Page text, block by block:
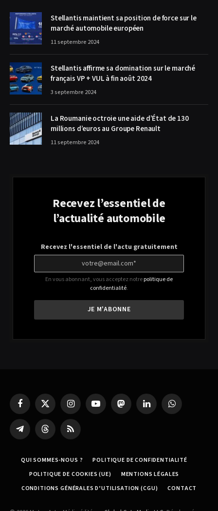
Stellantis maintient sa position de force sur le
marché automobile européen
11 septembre 2024
Stellantis affirme sa domination sur le marché
français VP + VUL à fin août 2024
3 septembre 2024
La Roumanie octroie une aide d’État de 130
millions d’euros au Groupe Renault
11 septembre 2024
Recevez l’essentiel de
l’actualité automobile
Recevez l'essentiel de l'actu gratuitement
En vous abonnant, vous acceptez notrepolitique de
confidentialité.
FacebookX
(Twitter)
InstagramYouTube MastodonLinkedIn WhatsApp
Partager
sur
Threads RSS
QUI SOMMES-NOUS ?
POLITIQUE DE CONFIDENTIALITÉ
POLITIQUE DE COOKIES (UE)
MENTIONS LÉGALES
CONDITIONS GÉNÉRALES D’UTILISATION (CGU)
CONTACT